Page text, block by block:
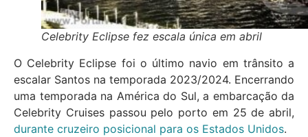
Celebrity Eclipse fez escala única em abril
O Celebrity Eclipse foi o último navio em trânsito a
escalar Santos na temporada 2023/2024. Encerrando
uma temporada na América do Sul, a embarcação da
Celebrity Cruises passou pelo porto em 25 de abril,
durante cruzeiro posicional para os Estados Unidos.